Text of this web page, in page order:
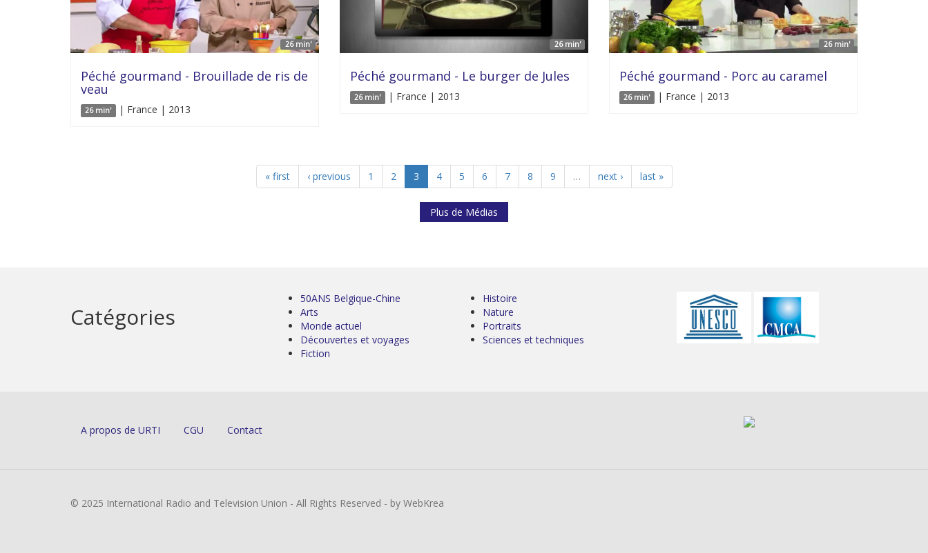
26 min'
Péché gourmand - Brouillade de ris de
veau
26 min' | France | 2013
26 min'
Péché gourmand - Le burger de Jules
26 min' | France | 2013
26 min'
Péché gourmand - Porc au caramel
26 min' | France | 2013
« first ‹ previous 1 2 3 4 5 6 7 8 9 … next › last »
Plus de Médias
Catégories
50ANS Belgique-Chine
Arts
Monde actuel
Découvertes et voyages
Fiction
Histoire
Nature
Portraits
Sciences et techniques
A propos de URTI CGU Contact
© 2025 International Radio and Television Union - All Rights Reserved - by WebKrea